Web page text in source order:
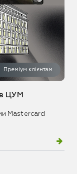
Преміум клієнтам
ЦУМ
Mastercard